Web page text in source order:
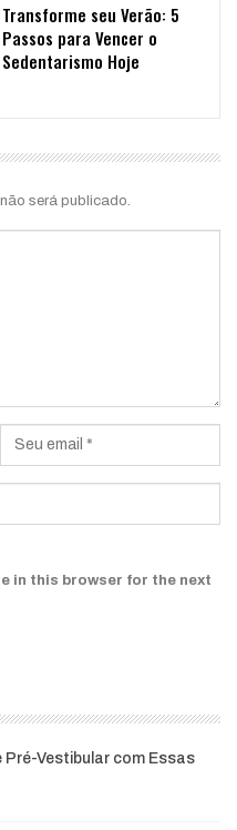
Transforme seu Verão: 5
Passos para Vencer o
Sedentarismo Hoje
será publicado.
in this browser for the next
Pré-Vestibular com Essas